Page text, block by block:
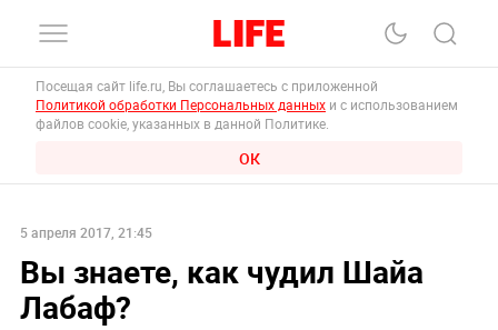
Посещая сайт life.ru, Вы соглашаетесь с приложенной
Политикой обработки Персональных данных и с использованием
файлов cookie, указанных в данной Политике.
ОК
5 апреля 2017, 21:45
Вы знаете, как чудил Шайа
Лабаф?